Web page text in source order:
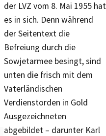
der LVZ vom 8. Mai 1955 hat
es in sich. Denn während
der Seitentext die
Befreiung durch die
Sowjetarmee besingt, sind
unten die frisch mit dem
Vaterländischen
Verdienstorden in Gold
Ausgezeichneten
abgebildet – darunter Karl